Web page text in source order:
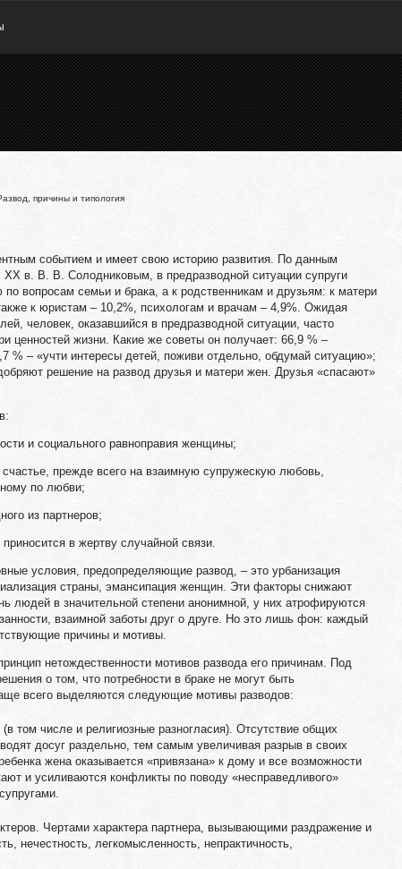
причины и типология
событием и имеет свою историю развития. По данным
XX в. В. В. Солодниковым, в предразводной ситуации супруги
вопросам семьи и брака, а к родственникам и друзьям: к матери
к юристам – 10,2%, психологам и врачам – 4,9%. Ожидая
человек, оказавшийся в предразводной ситуации, часто
ценностей жизни. Какие же советы он получает: 66,9 % –
% – «учти интересы детей, поживи отдельно, обдумай ситуацию»;
решение на развод друзья и матери жен. Друзья «спасают»
и социального равноправия женщины;
прежде всего на взаимную супружескую любовь,
по любви;
из партнеров;
в жертву случайной связи.
условия, предопределяющие развод, – это урбанизация
страны, эмансипация женщин. Эти факторы снижают
людей в значительной степени анонимной, у них атрофируются
взаимной заботы друг о друге. Но это лишь фон: каждый
причины и мотивы.
нетождественности мотивов развода его причинам. Под
о том, что потребности в браке не могут быть
всего выделяются следующие мотивы разводов:
том числе и религиозные разногласия). Отсутствие общих
досуг раздельно, тем самым увеличивая разрыв в своих
жена оказывается «привязана» к дому и все возможности
и усиливаются конфликты по поводу «несправедливого»
Чертами характера партнера, вызывающими раздражение и
нечестность, легкомысленность, непрактичность,